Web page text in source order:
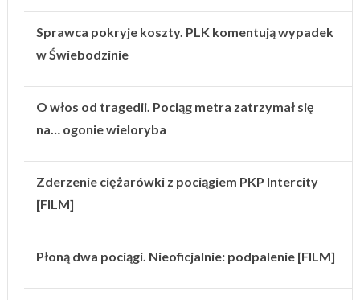
Sprawca pokryje koszty. PLK komentują wypadek
w Świebodzinie
O włos od tragedii. Pociąg metra zatrzymał się
na… ogonie wieloryba
Zderzenie ciężarówki z pociągiem PKP Intercity
[FILM]
Płoną dwa pociągi. Nieoficjalnie: podpalenie [FILM]